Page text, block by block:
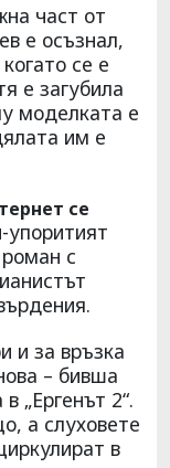
част от
е осъзнал,
се е
е загубила
моделката е
им е
се
упоритият
с
и за връзка
– бивша
„Ергенът 2“.
а слуховете
в